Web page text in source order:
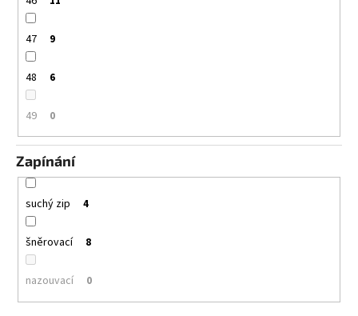
47 9
48 6
49 0
Zapínání
suchý zip 4
šněrovací 8
nazouvací 0